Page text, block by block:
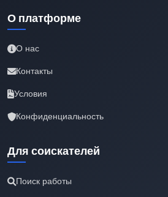
О платформе
О нас
Контакты
Условия
Конфиденциальность
Для соискателей
Поиск работы